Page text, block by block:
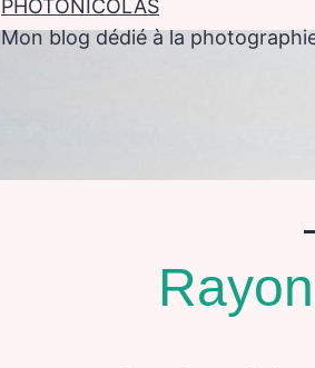
PHOTONICOLAS
Mon blog dédié à la